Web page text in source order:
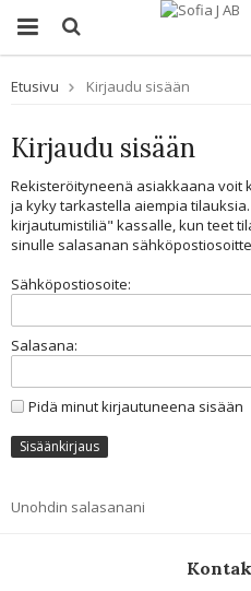
Etusivu Kirjaudu sisään
Kirjaudu sisään
Rekisteröityneenä asiakkaana voit
ja kyky tarkastella aiempia
kirjautumistiliä" kassalle, kun teet
sinulle salasanan
Sähköpostiosoite:
Salasana:
Pidä minut kirjautuneena sisään
Unohdin salasanani